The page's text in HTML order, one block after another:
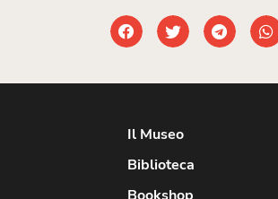
Il Museo
Biblioteca